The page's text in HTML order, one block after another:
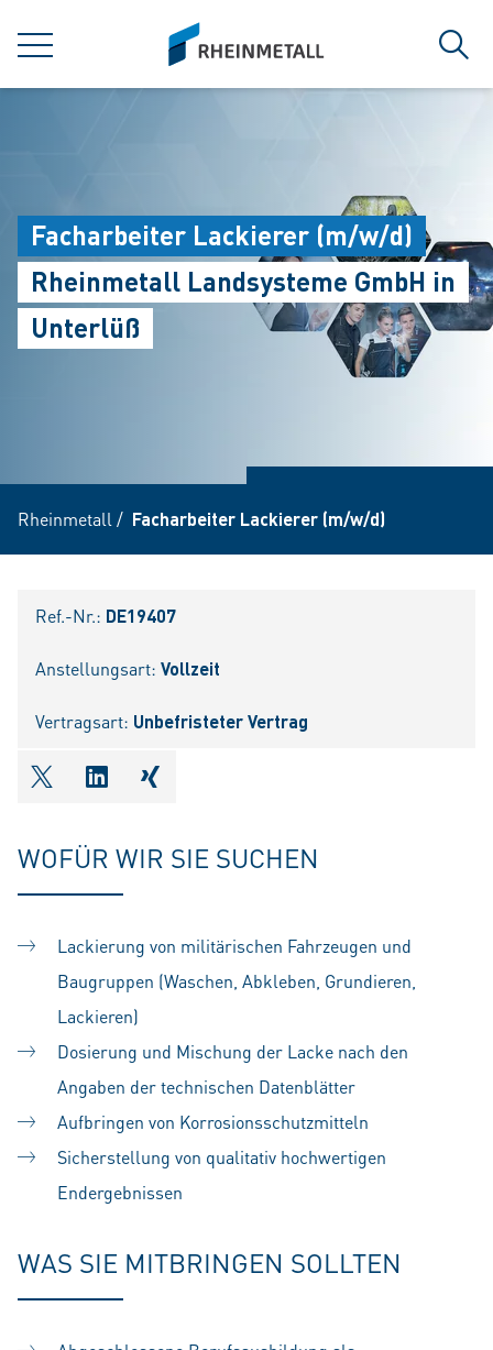
MENÜ
siteLogo
Facharbeiter Lackierer (m/w/d)
Rheinmetall Landsysteme GmbH in
Unterlüß
Rheinmetall / Facharbeiter Lackierer (m/w/d)
Ref.-Nr.: DE19407
Anstellungsart: Vollzeit
Vertragsart: Unbefristeter Vertrag
shareOntwitter
shareOnlinkedIn
shareOnxing
WOFÜR WIR SIE SUCHEN
Lackierung von militärischen Fahrzeugen und
Baugruppen (Waschen, Abkleben, Grundieren,
Lackieren)
Dosierung und Mischung der Lacke nach den
Angaben der technischen Datenblätter
Aufbringen von Korrosionsschutzmitteln
Sicherstellung von qualitativ hochwertigen
Endergebnissen
WAS SIE MITBRINGEN SOLLTEN